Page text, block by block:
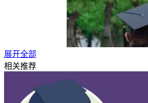
展开全部
相关推荐